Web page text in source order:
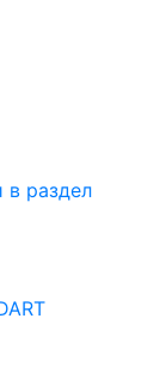
в раздел